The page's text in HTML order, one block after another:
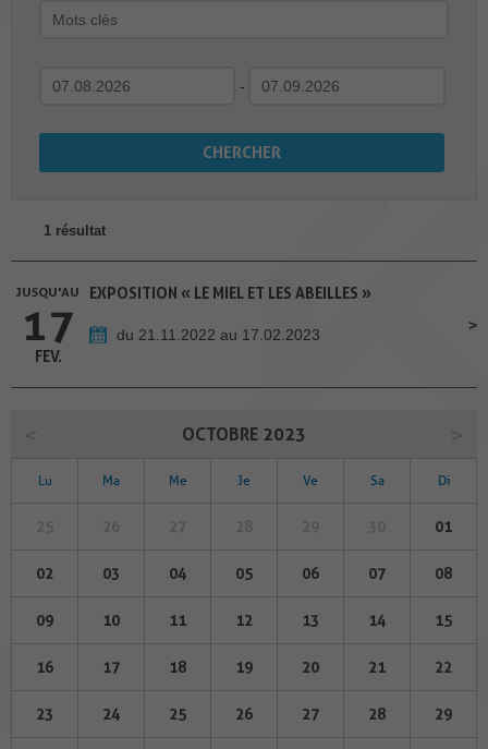
-
1 résultat
JUSQU'AU
17
FEV.
EXPOSITION « LE MIEL ET LES ABEILLES »
du 21.11.2022 au 17.02.2023
OCTOBRE 2023
Lu Ma Me Je Ve Sa Di
01
02 03 04 05 06 07 08
09 10 11 12 13 14 15
16 17 18 19 20 21 22
23 24 25 26 27 28 29